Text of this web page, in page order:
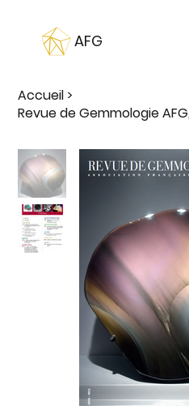
AFG
Accueil >
Revue de Gemmologie